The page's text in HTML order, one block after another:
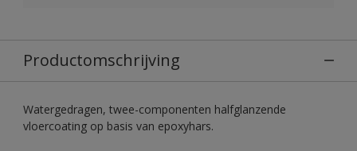
Productomschrijving
Watergedragen, twee-componenten halfglanzende
vloercoating op basis van epoxyhars.